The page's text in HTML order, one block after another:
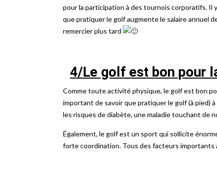
pour la participation à des tournois corporatifs. Il
que pratiquer le golf augmente le salaire annuel
remercier plus tard
4/Le golf est bon pour
Comme toute activité physique, le golf est bon
important de savoir que pratiquer le golf (à pied)
les risques de diabète, une maladie touchant de
Également, le golf est un sport qui sollicite
forte coordination. Tous des facteurs importants